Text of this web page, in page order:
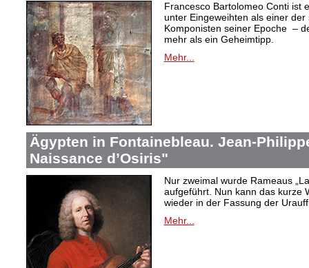
Francesco Bartolomeo Conti ist
unter Eingeweihten als einer
Komponisten seiner Epoche –
mehr als ein Geheimtipp.
Mehr...
Ägypten in Fontainebleau. Jean-
Naissance d’Osiris"
Nur zweimal wurde Rameaus
aufgeführt. Nun kann das kurze
wieder in der Fassung der
Mehr...